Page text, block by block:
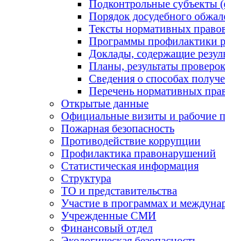
Подконтрольные субъекты
Порядок досудебного
Тексты нормативных
Программы профилактики
Доклады, содержащие
Планы, результаты проверок
Сведения о способах
Перечень нормативных
Открытые данные
Официальные визиты и рабочие
Пожарная безопасность
Противодействие коррупции
Профилактика правонарушений
Статистическая информация
Структура
ТО и представительства
Участие в программах и
Учрежденные СМИ
Финансовый отдел